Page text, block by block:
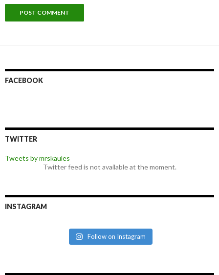
FACEBOOK
TWITTER
Tweets by mrskaules
Twitter feed is not available at the moment.
INSTAGRAM
Follow on Instagram